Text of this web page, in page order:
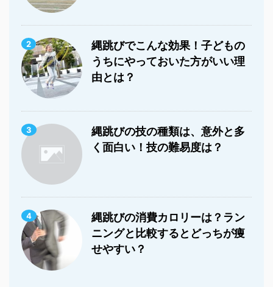
2
縄跳びでこんな効果！子どもの
うちにやっておいた方がいい理
由とは？
3
縄跳びの技の種類は、意外と多
く面白い！技の難易度は？
4
縄跳びの消費カロリーは？ラン
ニングと比較するとどっちが痩
せやすい？